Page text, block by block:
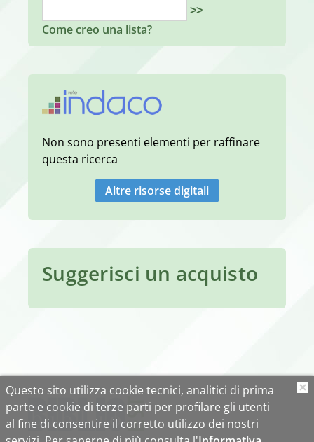
>>
Come creo una lista?
Non sono presenti elementi per raffinare
questa ricerca
Altre risorse digitali
Suggerisci un acquisto
Questo sito utilizza cookie tecnici, analitici di prima
parte e cookie di terze parti per profilare gli utenti
al fine di consentire il corretto utilizzo dei nostri